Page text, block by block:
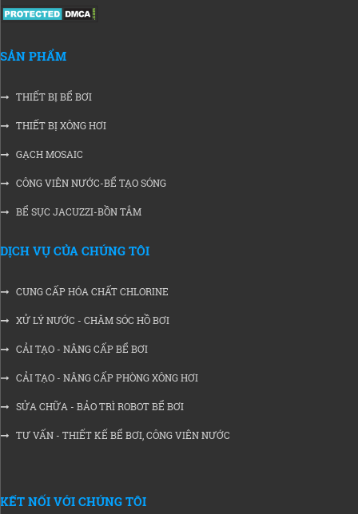
SẢN PHẨM
THIẾT BỊ BỂ BƠI
THIẾT BỊ XÔNG HƠI
GẠCH MOSAIC
CÔNG VIÊN NƯỚC-BỂ TẠO SÓNG
BỂ SỤC JACUZZI-BỒN TẮM
DỊCH VỤ CỦA CHÚNG TÔI
CUNG CẤP HÓA CHẤT CHLORINE
XỬ LÝ NƯỚC - CHĂM SÓC HỒ BƠI
CẢI TẠO - NÂNG CẤP BỂ BƠI
CẢI TẠO - NÂNG CẤP PHÒNG XÔNG HƠI
SỬA CHỮA - BẢO TRÌ ROBOT BỂ BƠI
TƯ VẤN - THIẾT KẾ BỂ BƠI, CÔNG VIÊN NƯỚC
KẾT NỐI VỚI CHÚNG TÔI